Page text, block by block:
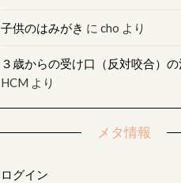
子供のはみがき に cho より
３歳からの受け口（反対咬合）
HCM より
メタ情報
ログイン